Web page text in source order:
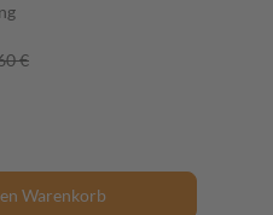
€
Warenkorb